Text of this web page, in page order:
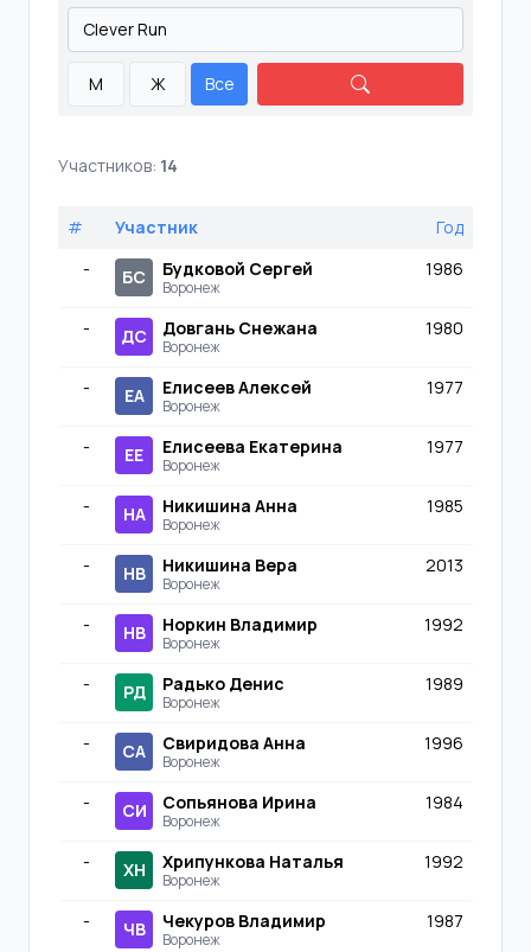
М Ж Все
Участников: 14
# Участник
Год
-
БС Будковой Сергей
Воронеж
1986
- ДС Довгань Снежана
Воронеж
1980
- ЕА Елисеев Алексей
Воронеж
1977
- ЕЕ Елисеева Екатерина
Воронеж
1977
- НА Никишина Анна
Воронеж
1985
- НВ Никишина Вера
Воронеж
2013
- НВ Норкин Владимир
Воронеж
1992
- РД Радько Денис
Воронеж
1989
- СА Свиридова Анна
Воронеж
1996
- СИ Сопьянова Ирина
Воронеж
1984
- ХН Хрипункова Наталья
Воронеж
1992
- ЧВ Чекуров Владимир
Воронеж
1987